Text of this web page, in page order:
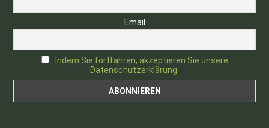
Email
Indem Sie fortfahren, akzeptieren Sie unsere
Datenschutzerklärung.